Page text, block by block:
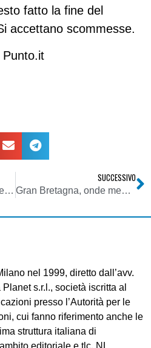
fatto la fine del
accettano scommesse.
Loredana Albano Presidente del Corecom della Basilicata
SUCCESSIVO
Gran Bretagna, onde medie spente nel 2009?
nel 1999, diretto dall’avv.
s.r.l., società iscritta al
presso l’Autorità per le
cui fanno riferimento anche le
struttura italiana di
editoriale e tlc. NL